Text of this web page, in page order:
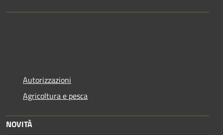
Autorizzazioni
Agricoltura e pesca
NOVITÀ